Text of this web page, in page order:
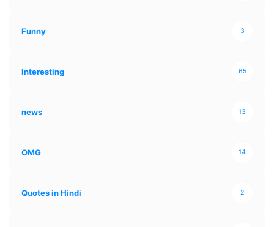
Funny 3
Interesting 65
news 13
OMG 14
Quotes in Hindi 2